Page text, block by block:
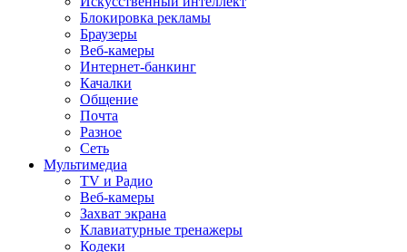
Блокировка рекламы
Браузеры
Веб-камеры
Интернет-банкинг
Качалки
Общение
Почта
Разное
Сеть
Мультимедиа
TV и Радио
Веб-камеры
Захват экрана
Клавиатурные тренажеры
Кодеки